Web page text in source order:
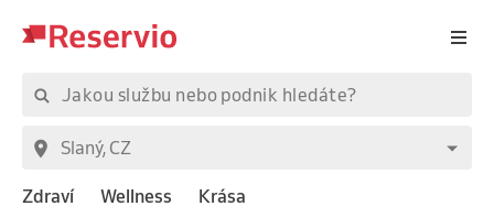
Zdraví Wellness Krása